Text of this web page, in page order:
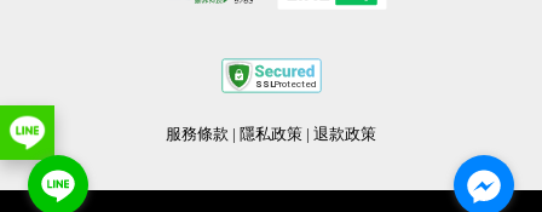
服務條款 隱私政策 退款政策